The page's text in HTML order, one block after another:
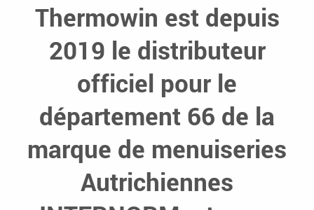
Thermowin est depuis
2019 le distributeur
officiel pour le
département 66 de la
marque de menuiseries
Autrichiennes